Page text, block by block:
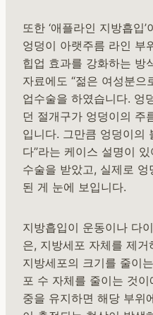
또한 ‘애플라인 지방흡입
엉덩이 아랫주름 라인 부
힙업 효과를 강화하는 방
자료에도 “젊은 여성분으
업수술을 하였습니다. 엉
던 절개구가 엉덩이의 주
입니다. 그만큼 엉덩이의
다”라는 케이스 설명이
수술을 받았고, 실제로
된 게 눈에 보입니다.
지방흡입이 운동이나 다
은, 지방세포 자체를 제
지방세포의 크기를 줄이
포 수 자체를 줄이는 것
중을 유지하면 해당 부위